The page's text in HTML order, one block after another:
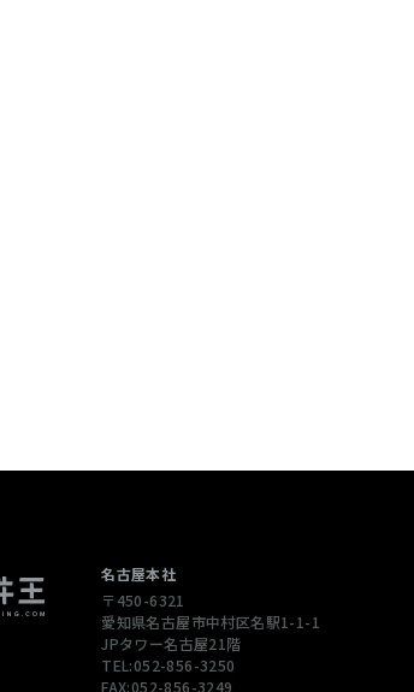
名古屋本社
〒450-6321
愛知県名古屋市中村区名駅1-1-1
JPタワー名古屋21階
TEL:052-856-3250
FAX:052-856-3249